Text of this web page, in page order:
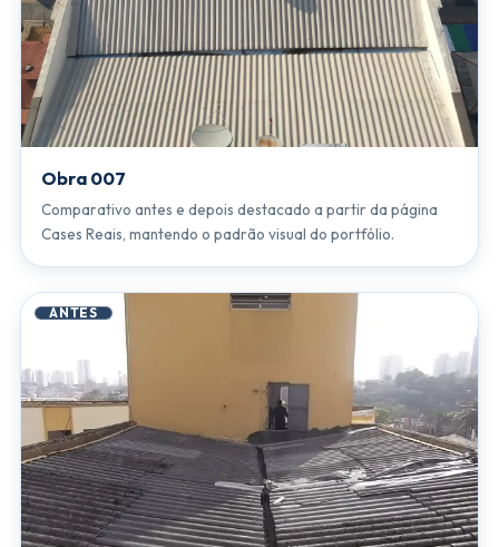
Obra 007
Comparativo antes e depois destacado a partir da página
Cases Reais, mantendo o padrão visual do portfólio.
ANTES